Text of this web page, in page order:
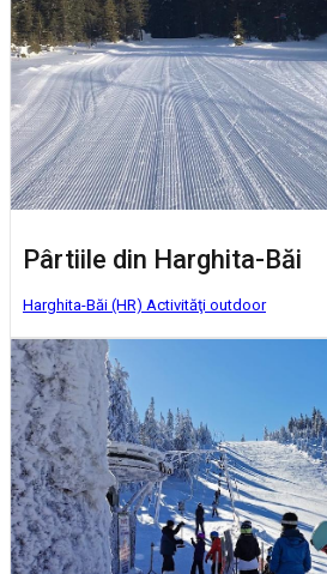
Pârtiile din Harghita-Băi
Harghita-Băi (HR) Activităţi outdoor